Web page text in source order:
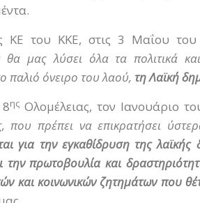
ΚΕ του ΚΚΕ, στις 3 Μαΐου
θα μας λύσει όλα τα πολιτικά
παλιό όνειρο του λαού, τη Λαϊκή
ηςΟλομέλειας, τον Ιανουάριο
που πρέπει να επικρατήσει
για την εγκαθίδρυση της λαϊκής
την πρωτοβουλία και
και κοινωνικών ζητημάτων που